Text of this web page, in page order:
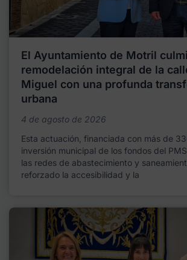
El Ayuntamiento de Motril
remodelación integral de la
Miguel con una profunda
urbana
4 de agosto de 2026
Esta actuación, financiada con más de
inversión municipal de los fondos del
las redes de abastecimiento y
reforzado la accesibilidad y la